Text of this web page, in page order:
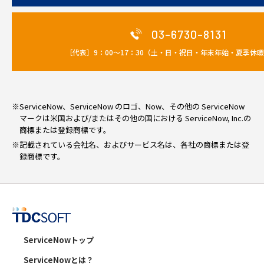
03-6730-8131
［代表］9：00～17：30（土・日・祝日・年末年始・夏季休
※ServiceNow、ServiceNow のロゴ、Now、その他の ServiceNow
マークは米国および/またはその他の国における ServiceNow, Inc.の
商標または登録商標です。
※記載されている会社名、およびサービス名は、各社の商標または登
録商標です。
ServiceNowトップ
ServiceNowとは？